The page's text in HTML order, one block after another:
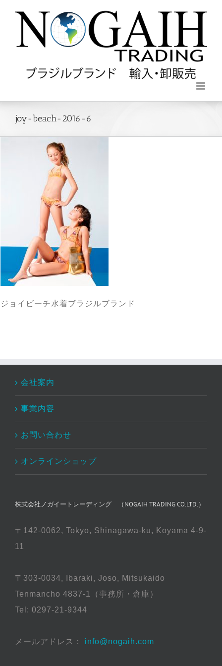
joy-beach-2016-6
ジョイビーチ水着ブラジルブランド
会社案内
事業内容
お問い合わせ
オンラインショップ
株式会社ノガイートレーディング （NOGAIH TRADING CO.LTD.）
〒142-0062, Tokyo, Shinagawa-ku, Koyama 4-9-
11
〒303-0034, Ibaraki, Joso, Mitsukaido
Tenmancho 4837-1（事務所・倉庫）
Tel: 0297-21-9344
メールアドレス： info@nogaih.com